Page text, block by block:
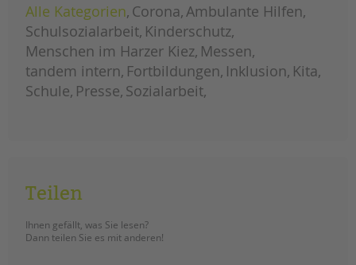
weiterlesen herausforderungen
und
chancen
für
schulsozialarbeit
Alle Kategorien Corona Ambulante Hilfen
Schulsozialarbeit Kinderschutz
Menschen im Harzer Kiez Messen
tandem intern Fortbildungen Inklusion Kita
Schule Presse Sozialarbeit
Teilen
Ihnen gefällt, was Sie lesen?
Dann teilen Sie es mit anderen!